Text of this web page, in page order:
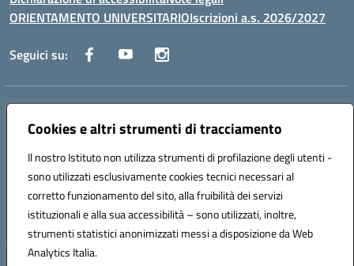
Cookies e altri strumenti di tracciamento
Il nostro Istituto non utilizza strumenti di profilazione degli utenti -
sono utilizzati esclusivamente cookies tecnici necessari al
corretto funzionamento del sito, alla fruibilità dei servizi
istituzionali e alla sua accessibilità – sono utilizzati, inoltre,
strumenti statistici anonimizzati messi a disposizione da Web
Analytics Italia.
ORIENTAMENTO UNIVERSITARIOIscrizioni a.s. 2026/2027
Seguici su:
Indirizzo:
Centralino:0882 331218 Email:fgps210002@istruzione.it
Codice fiscale: 93071630714
Codice meccanografico:
FGPS210002
Codice unico di fatturazione (CUF): UF7W9K